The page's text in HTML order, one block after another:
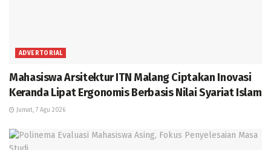
ADVERTORIAL
Mahasiswa Arsitektur ITN Malang Ciptakan Inovasi
Keranda Lipat Ergonomis Berbasis Nilai Syariat Islam
Jumat, 7 Agu 2026